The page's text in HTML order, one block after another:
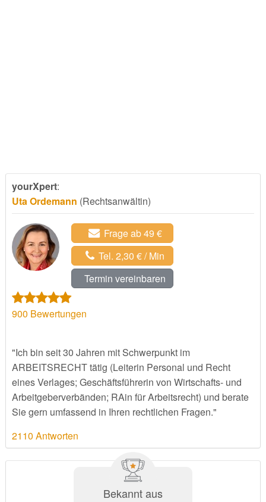
yourXpert:
Uta Ordemann (Rechtsanwältin)
Frage ab 49 €
Tel. 2,30 € / Min
Termin vereinbaren
900 Bewertungen
"Ich bin seit 30 Jahren mit Schwerpunkt im
ARBEITSRECHT tätig (Leiterin Personal und Recht
eines Verlages; Geschäftsführerin von Wirtschafts- und
Arbeitgeberverbänden; RAin für Arbeitsrecht) und berate
Sie gern umfassend in Ihren rechtlichen Fragen."
2110 Antworten
Bekannt aus